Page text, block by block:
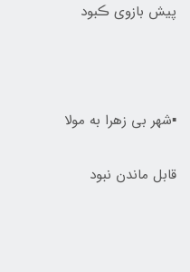
پیش بازوی ڪبود
▪️شهر بی زهرا به مولا
قابل ماندن نبود